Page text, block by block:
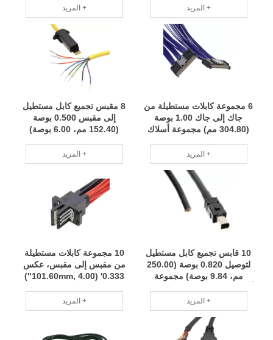
الدفعة الصغيرة فريق محترف
RCD
المزيد +
الصغيرة فريق محترف RCD
المزيد +
8 مقبس تجميع كابل مستطيل
إلى مقبس 0.500 بوصة
(152.40 مم، 6.00 بوصة)
الصغيرة فريق محترف RCD
المزيد +
6 مجموعة كابلات مستطيلة من
جاك إلى جاك 1.00 بوصة
(304.80 مم) مجموعة أسلاك
محترف RCD
المزيد +
10 مجموعة كابلات مستطيلة
من مقبس إلى مقبس، عكس
0.333' (101.60mm, 4.00")
الأسلاك فريق محترف RCD
المزيد +
10 قابس تجميع كابل مستطيل
لتوصيل 0.820 بوصة (250.00
مم، 9.84 بوصة) مجموعة
فريق محترف RCD
المزيد +